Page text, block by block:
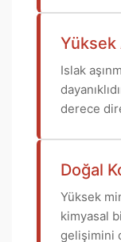
Yüksek
Islak
derece
Doğal
Yüksek
kimyasal
gelişimini